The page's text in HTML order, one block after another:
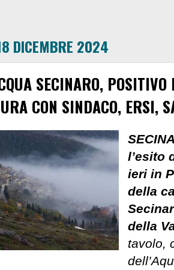
DICEMBRE 2024
SECINARO, POSITIVO
CON SINDACO, ERSI,
l’esito
ieri in
della
della
tavolo,